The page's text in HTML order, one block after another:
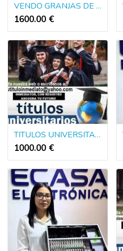
VENDO GRANJAS DE BOTS ENVIO NACIONAL E INTERNACIONAL
1600.00 €
TITULOS UNIVERSITARIOS DE EUROPA Y AMERICA
1000.00 €